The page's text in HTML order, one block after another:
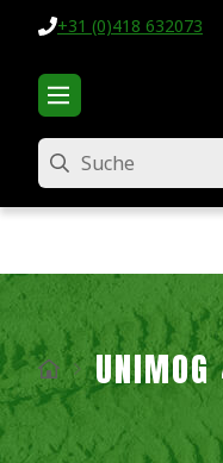
+31 (0)418 632073
Suche